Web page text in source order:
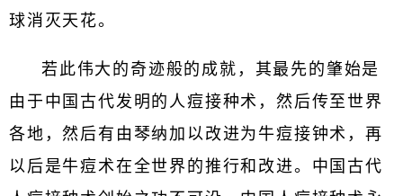
球消灭天花。
若此伟大的奇迹般的成就，其最先的肇始是
由于中国古代发明的人痘接种术，然后传至世界
各地，然后有由琴纳加以改进为牛痘接钟术，再
以后是牛痘术在全世界的推行和改进。中国古代